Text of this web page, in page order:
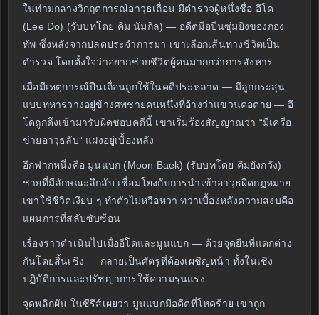
ในท่ามกลางวิกฤตการณ์อาวุธเถื่อน มีตำรวจผู้หนึ่งชื่อ อีโด
(Lee Do) (รับบทโดย คิม นัมกิล) — อดีตมือปืนซุ่มยิงของกอง
ทัพ ซึ่งหลังจากปลดประจำการมา เขาเลือกเส้นทางชีวิตเป็น
ตำรวจ โดยตั้งใจว่าอยากช่วยชีวิตผู้คนมากกว่าการสังหาร
เมื่อมีเหตุการณ์ปืนเถื่อนถูกใช้ในคดีประหลาด — มีลูกกระสุน
แบบทหารวางอยู่ข้างศพชายคนหนึ่งที่อ้างว่าแขวนคอตาย — อี
โดถูกดึงเข้ามารับผิดชอบคดีนี้ เขาเริ่มร้องสัญญาณว่า “มีเครือ
ข่ายอาวุธลับ” แฝงอยู่เบื้องหลัง
อีกฟากหนึ่งคือ มูนแบก (Moon Baek) (รับบทโดย คิมยังกวัง) —
ชายที่มีลักษณะลึกลับ เชื่อมโยงกับการนำเข้าอาวุธผิดกฎหมาย
เขาใช้ชีวิตเงียบ ๆ ทำตัวไม่หวือหวา ทว่าเบื้องหลังความสงบคือ
แผนการที่สลับซับซ้อน
เรื่องราวดำเนินไปเมื่ออีโดและมูนแบก — ด้วยจุดยืนที่แตกต่าง
กันโดยสิ้นเชิง — กลายเป็นศัตรูที่ต้องเผชิญหน้า ทั้งในเชิง
ปฏิบัติการและปรัชญาการใช้ความรุนแรง
จุดพลิกผัน ในซีรีส์เผยว่า มูนแบกมีอดีตที่โหดร้าย เขาถูก